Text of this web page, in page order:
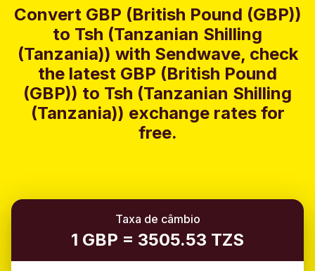
Convert GBP (British Pound (GBP))
to Tsh (Tanzanian Shilling
(Tanzania)) with Sendwave, check
the latest GBP (British Pound
(GBP)) to Tsh (Tanzanian Shilling
(Tanzania)) exchange rates for
free.
Taxa de câmbio
1 GBP = 3505.53 TZS